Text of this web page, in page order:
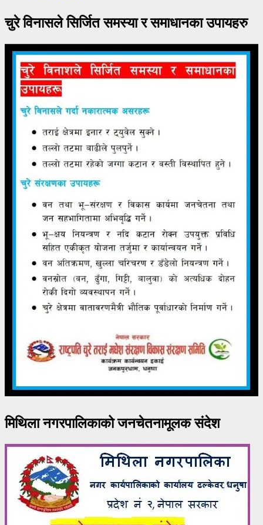
चुरे विनासले सिर्जित समस्या र समाधानका उपायहरु
मिथिला नगरपालिकाको जनचेतनामूलक संदेश